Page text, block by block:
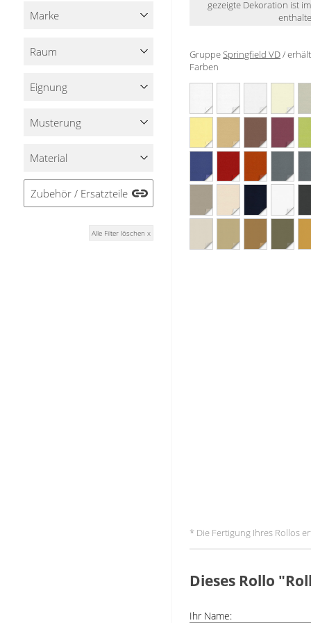
Stoffe
Marke
Raum
Eignung
Musterung
Material
Zubehör / Ersatzteile
Alle Filter löschen x
gezeigte Dekoration ist
GruppeSpringfield VD/
Farben
* Die Fertigung Ihres Rollos
Dieses Rollo
Ihr Name: